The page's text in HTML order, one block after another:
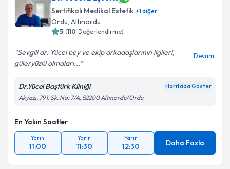
Sertifikalı Medikal Estetik +1diğer
Ordu, Altınordu
5 (110 Değerlendirme)
Sevgili dr. Yücel bey ve ekip arkadaşlarının ilgileri,
güleryüzlü olmaları...
Devamı
Dr.Yücel Baştürk Kliniği Haritada Göster
Akyazı, 791. Sk. No: 7/A, 52200 Altınordu/Ordu
En Yakın Saatler
Yarın
11:00
Yarın
11:30
Yarın
12:30 Daha Fazla